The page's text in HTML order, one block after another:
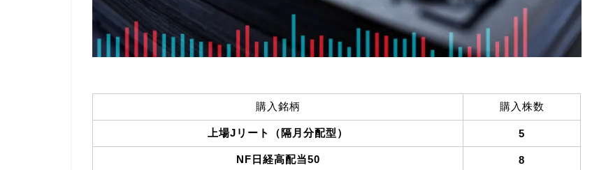
購入銘柄 購入株数
上場Jリート（隔月分配型） 5
NF日経高配当50 8